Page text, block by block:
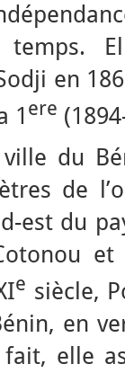
temps.
en
1 ere
du
de
est du
e siècle,
en
fait, elle